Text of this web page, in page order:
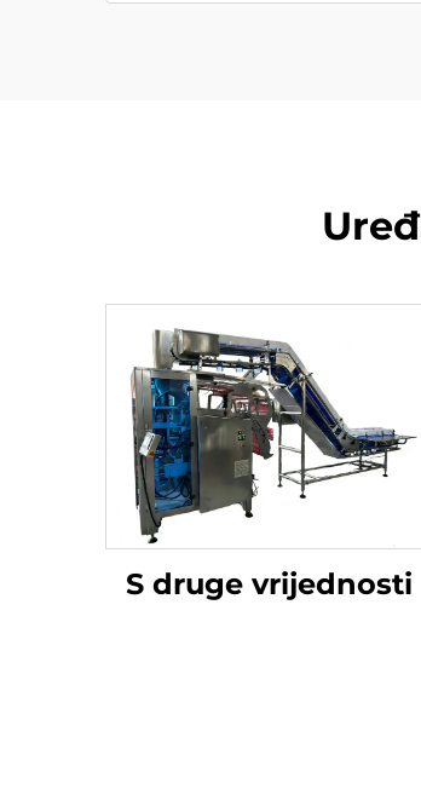
S druge vrijednosti